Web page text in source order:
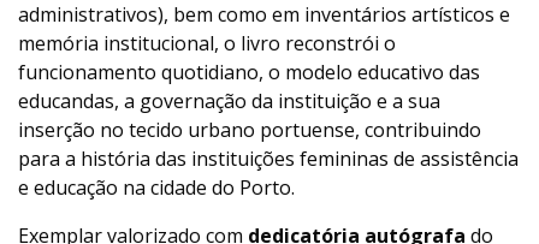
administrativos), bem como em inventários artísticos e
memória institucional, o livro reconstrói o
funcionamento quotidiano, o modelo educativo das
educandas, a governação da instituição e a sua
inserção no tecido urbano portuense, contribuindo
para a história das instituições femininas de assistência
e educação na cidade do Porto.
Exemplar valorizado com dedicatória autógrafa do